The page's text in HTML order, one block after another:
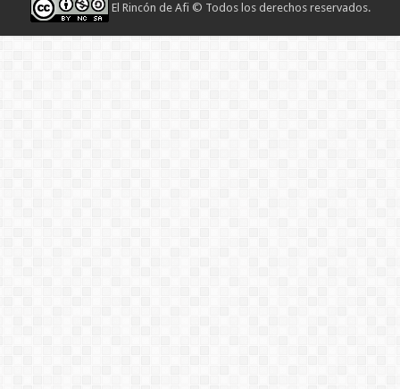
El Rincón de Afi © Todos los derechos reservados.